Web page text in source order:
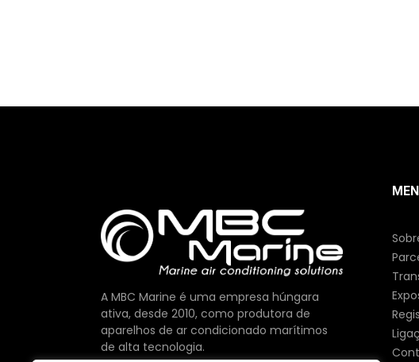
A MBC Marine é uma empresa húngara
ativa, desde 2010, como produtora de
aparelhos de ar condicionado marítimos
de alta tecnologia.